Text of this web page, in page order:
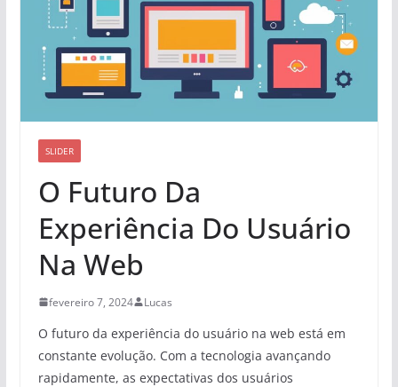
SLIDER
O Futuro Da
Experiência Do Usuário
Na Web
fevereiro 7, 2024 Lucas
O futuro da experiência do usuário na web está em
constante evolução. Com a tecnologia avançando
rapidamente, as expectativas dos usuários